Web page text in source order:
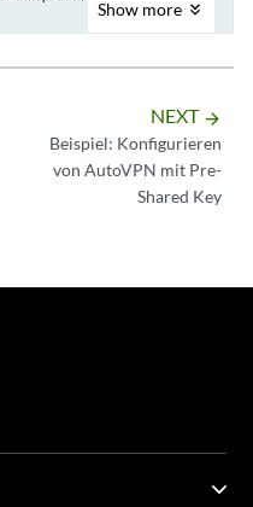
Show more
NEXT arrow_forward
Beispiel: Konfigurieren
von AutoVPN mit Pre-
Shared Key